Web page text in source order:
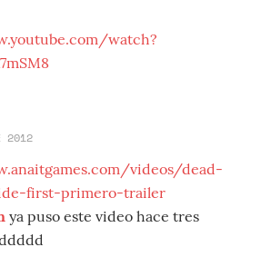
watch?
2012
videos/dead-
first-primero-trailer
ya puso este video hace tres